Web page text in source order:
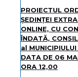
PROIECTUL
ŞEDINŢEI
ONLINE, CU
ÎNDATĂ,
al
DATA DE 06
ORA 12,00